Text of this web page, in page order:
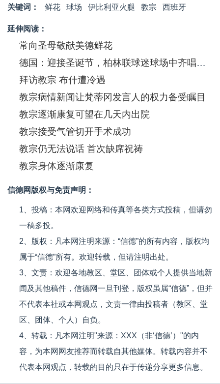
关键词： 鲜花 球场 伊比利亚火腿 教宗 西班牙
延伸阅读：
常向圣母敬献美德鲜花
德国：迎接圣诞节，柏林联球迷球场中齐唱圣诞歌
拜访教宗 布什遭冷遇
教宗病情新闻让梵蒂冈发言人的权力备受瞩目
教宗逐渐康复可望在几天内出院
教宗接受气管切开手术成功
教宗仍无法说话 首次缺席祝祷
教宗身体逐渐康复
信德网版权与免责声明：
1、投稿：本网欢迎网络和传真等各类方式投稿，但请勿
一稿多投。
2、版权：凡本网注明来源：“信德”的所有内容，版权均
属于“信德”所有。欢迎转载，但请注明出处。
3、文责：欢迎各地教区、堂区、团体或个人提供当地新
闻及其他稿件，信德网一旦刊登，版权虽属“信德”，但并
不代表本社或本网观点，文责一律由投稿者（教区、堂
区、团体、个人）自负。
4、转载：凡本网注明"来源：XXX（非‘信德’）"的内
容，为本网网友推荐而转载自其他媒体。转载内容并不
代表本网观点，转载的目的只在于传递分享更多信息。